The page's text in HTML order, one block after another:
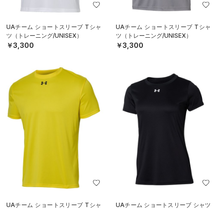
UAチーム ショートスリーブ Tシャ
ツ（トレーニング/UNISEX）
￥3,300
UAチーム ショートスリーブ Tシャ
ツ（トレーニング/UNISEX）
￥3,300
UAチーム ショートスリーブ Tシャ
UAチーム ショートスリーブ シャツ